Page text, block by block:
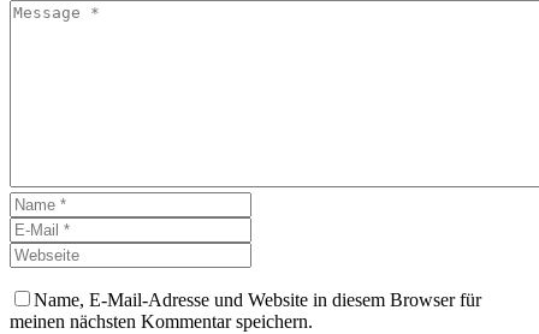
Name, E-Mail-Adresse und Website in diesem Browser für
meinen nächsten Kommentar speichern.